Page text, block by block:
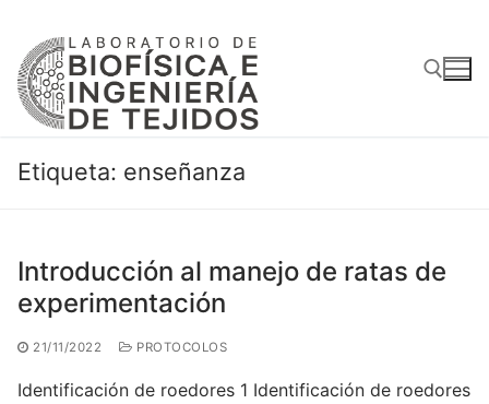
contenido
Etiqueta: enseñanza
Introducción al manejo de ratas de
experimentación
21/11/2022 PROTOCOLOS
Identificación de roedores 1 Identificación de roedores